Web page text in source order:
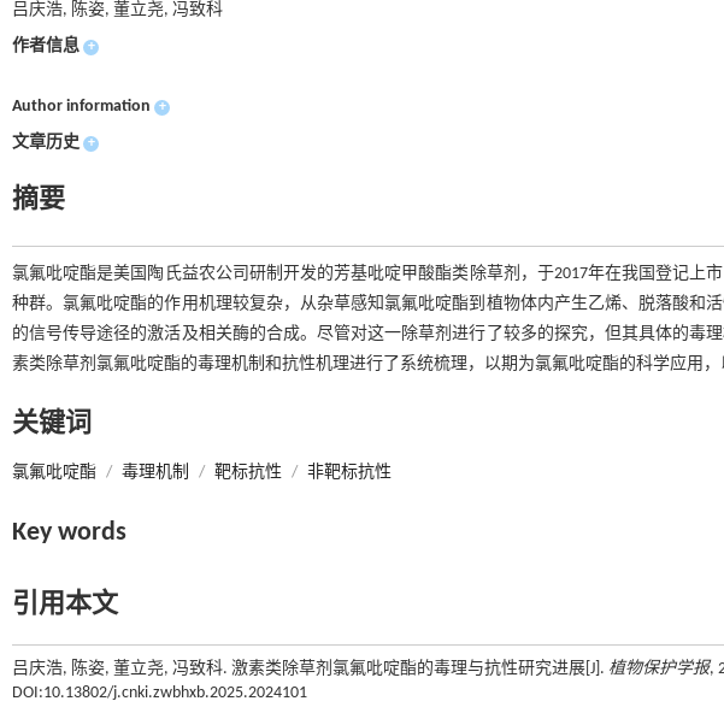
吕庆浩, 陈姿, 董立尧, 冯致科
作者信息 +
Author information +
文章历史 +
摘要
氯氟吡啶酯是美国陶氏益农公司研制开发的芳基吡啶甲酸酯类除草剂，于2017年在我国登记上
种群。氯氟吡啶酯的作用机理较复杂，从杂草感知氯氟吡啶酯到植物体内产生乙烯、脱落酸和
的信号传导途径的激活及相关酶的合成。尽管对这一除草剂进行了较多的探究，但其具体的毒
素类除草剂氯氟吡啶酯的毒理机制和抗性机理进行了系统梳理，以期为氯氟吡啶酯的科学应用，
关键词
氯氟吡啶酯 / 毒理机制 / 靶标抗性 / 非靶标抗性
Key words
引用本文
吕庆浩, 陈姿, 董立尧, 冯致科. 激素类除草剂氯氟吡啶酯的毒理与抗性研究进展[J]. 植物保护学报,
DOI:10.13802/j.cnki.zwbhxb.2025.2024101